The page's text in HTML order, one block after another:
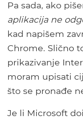
Pa sada, ako
aplikacija ne
kad napišem
Chrome. Slično
prikazivanje
moram upisati
što se pronađe
Je li Microsoft